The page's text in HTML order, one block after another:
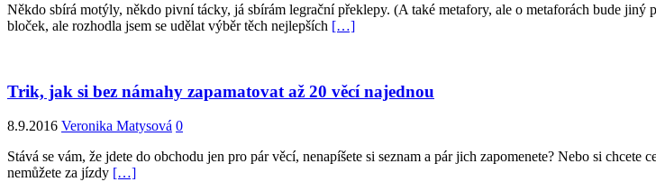
Někdo sbírá motýly, někdo pivní tácky, já sbírám legrační překlepy. (A také metafory, ale o metaforách bude
bloček, ale rozhodla jsem se udělat výběr těch nejlepších […]
Trik, jak si bez námahy zapamatovat až 20 věcí najednou
8.9.2016 Veronika Matysová 0
Stává se vám, že jdete do obchodu jen pro pár věcí, nenapíšete si seznam a pár jich zapomenete? Nebo si chcete
nemůžete za jízdy […]